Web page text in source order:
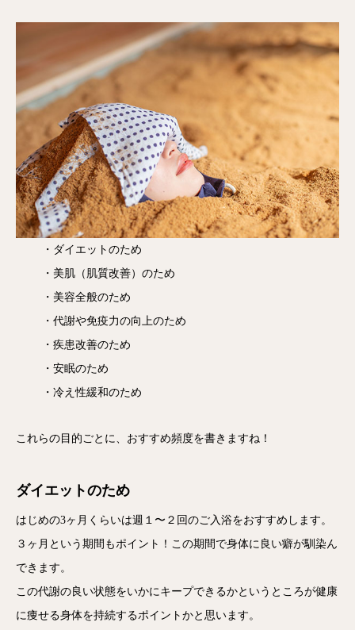
・ダイエットのため
・美肌（肌質改善）のため
・美容全般のため
・代謝や免疫力の向上のため
・疾患改善のため
・安眠のため
・冷え性緩和のため
これらの目的ごとに、おすすめ頻度を書きますね！
ダイエットのため
はじめの3ヶ月くらいは週１〜２回のご入浴をおすすめします。
３ヶ月という期間もポイント！この期間で身体に良い癖が馴染ん
できます。
この代謝の良い状態をいかにキープできるかというところが健康
に痩せる身体を持続するポイントかと思います。